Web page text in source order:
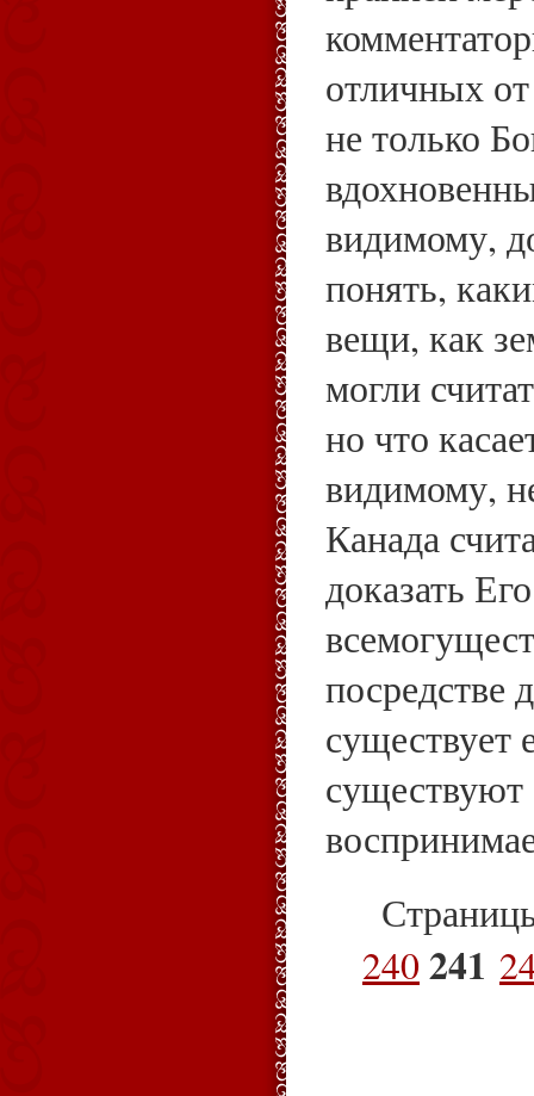
отличных
не только
видимому,
понять,
вещи, как
могли
но что
видимому,
Канада
доказать
посредстве
существует
существуют
240 241